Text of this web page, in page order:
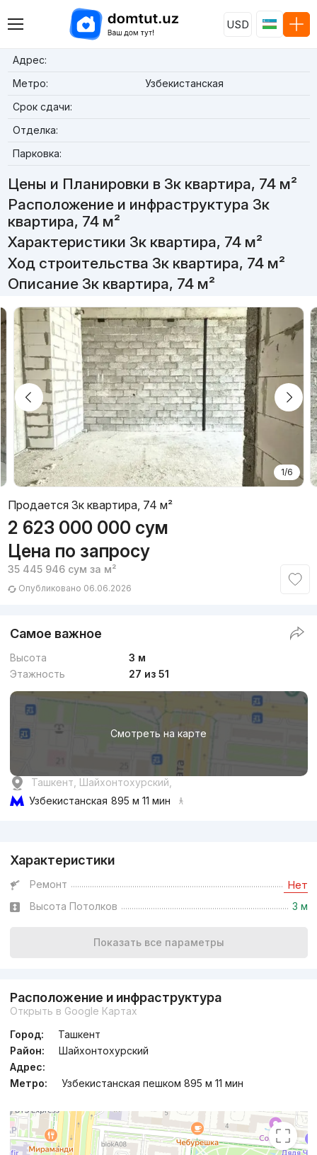
USD
Адрес:
Метро:
Узбекистанская
Срок сдачи:
Отделка:
Парковка:
Цены и Планировки в 3к квартира, 74 м²
Расположение и инфраструктура 3к
квартира, 74 м²
Характеристики 3к квартира, 74 м²
Ход строительства 3к квартира, 74 м²
Описание 3к квартира, 74 м²
1/6
Продается 3к квартира, 74 м²
2 623 000 000 сум
Цена по запросу
35 445 946 сум за м²
Опубликовано 06.06.2026
Самое важное
Высота
3 м
Этажность
27 из 51
Смотреть на карте
Ташкент, Шайхонтохурский,
Узбекистанская 895 м 11 мин
Характеристики
Ремонт Нет
Высота Потолков 3 м
Показать все параметры
Расположение и инфраструктура
Открыть в Google Картах
Город:
Ташкент
Район:
Шайхонтохурский
Адрес:
Метро:
Узбекистанская пешком 895 м 11 мин